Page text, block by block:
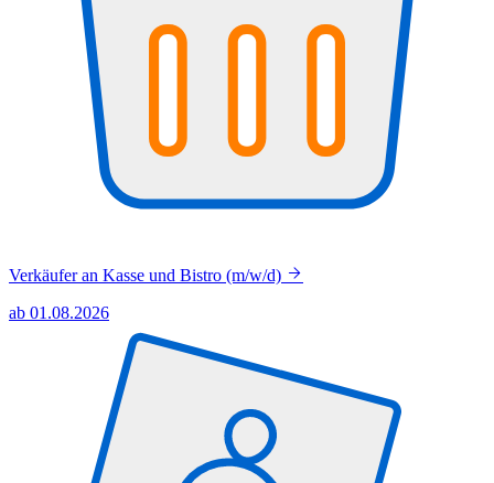
Verkäufer an Kasse und Bistro (m/w/d)
ab 01.08.2026